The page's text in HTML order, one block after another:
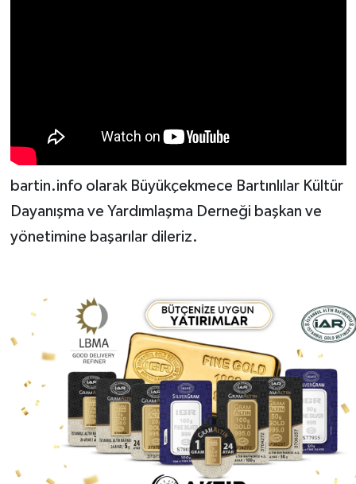
bartin.info olarak Büyükçekmece Bartınlılar Kültür
Dayanışma ve Yardımlaşma Derneği başkan ve
yönetimine başarılar dileriz.